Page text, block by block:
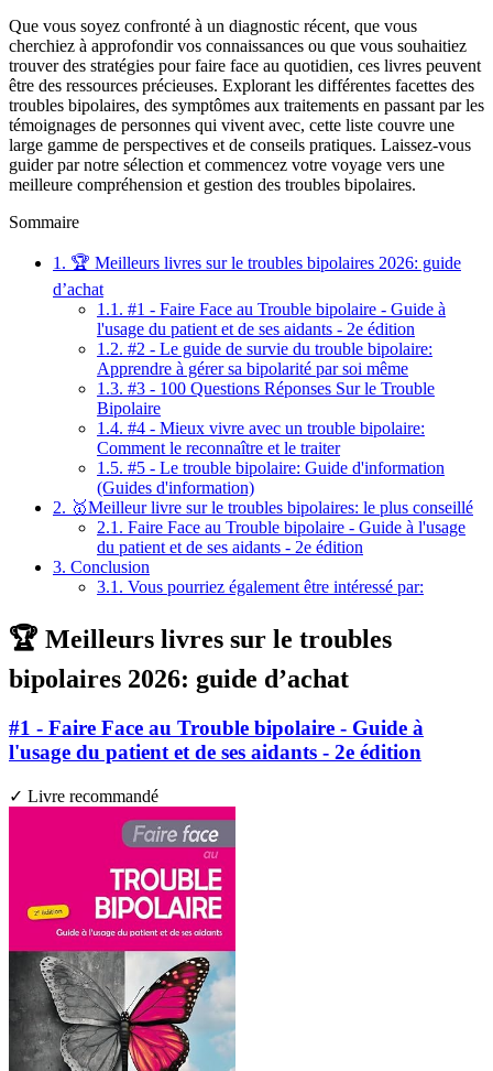
Que vous soyez confronté à un diagnostic récent, que vous
cherchiez à approfondir vos connaissances ou que vous souhaitiez
trouver des stratégies pour faire face au quotidien, ces livres peuvent
être des ressources précieuses. Explorant les différentes facettes des
troubles bipolaires, des symptômes aux traitements en passant par les
témoignages de personnes qui vivent avec, cette liste couvre une
large gamme de perspectives et de conseils pratiques. Laissez-vous
guider par notre sélection et commencez votre voyage vers une
meilleure compréhension et gestion des troubles bipolaires.
Sommaire
1. 🏆 Meilleurs livres sur le troubles bipolaires 2026: guide
d’achat
1.1. #1 - Faire Face au Trouble bipolaire - Guide à
l'usage du patient et de ses aidants - 2e édition
1.2. #2 - Le guide de survie du trouble bipolaire:
Apprendre à gérer sa bipolarité par soi même
1.3. #3 - 100 Questions Réponses Sur le Trouble
Bipolaire
1.4. #4 - Mieux vivre avec un trouble bipolaire:
Comment le reconnaître et le traiter
1.5. #5 - Le trouble bipolaire: Guide d'information
(Guides d'information)
2. 🥇Meilleur livre sur le troubles bipolaires: le plus conseillé
2.1. Faire Face au Trouble bipolaire - Guide à l'usage
du patient et de ses aidants - 2e édition
3. Conclusion
3.1. Vous pourriez également être intéressé par:
🏆 Meilleurs livres sur le troubles
bipolaires 2026: guide d’achat
#1 - Faire Face au Trouble bipolaire - Guide à
l'usage du patient et de ses aidants - 2e édition
✓ Livre recommandé